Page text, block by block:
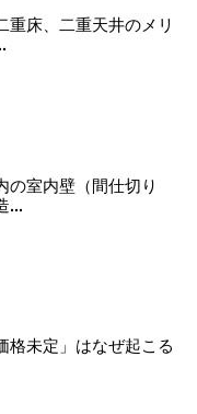
重床、二重天井のメリ
の室内壁（間仕切り
...
格未定」はなぜ起こる